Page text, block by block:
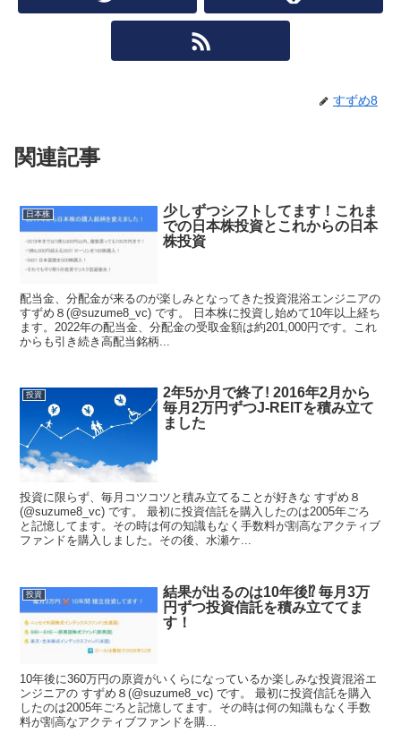
すずめ8
関連記事
日本株
少しずつシフトしてます！これま
での日本株投資とこれからの日本
株投資
配当金、分配金が来るのが楽しみとなってきた投資混浴エンジニアの
すずめ８(@suzume8_vc) です。 日本株に投資し始めて10年以上経ち
ます。2022年の配当金、分配金の受取金額は約201,000円です。これ
からも引き続き高配当銘柄...
投資
2年5か月で終了! 2016年2月から
毎月2万円ずつJ-REITを積み立て
ました
投資に限らず、毎月コツコツと積み立てることが好きな すずめ８
(@suzume8_vc) です。 最初に投資信託を購入したのは2005年ごろ
と記憶してます。その時は何の知識もなく手数料が割高なアクティブ
ファンドを購入しました。その後、水瀬ケ...
投資
結果が出るのは10年後⁉ 毎月3万
円ずつ投資信託を積み立ててま
す！
10年後に360万円の原資がいくらになっているか楽しみな投資混浴エ
ンジニアの すずめ８(@suzume8_vc) です。 最初に投資信託を購入
したのは2005年ごろと記憶してます。その時は何の知識もなく手数
料が割高なアクティブファンドを購...